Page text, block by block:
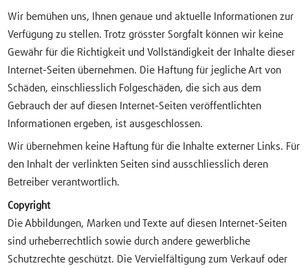
Wir bemühen uns, Ihnen genaue und aktuelle Informationen zur
Verfügung zu stellen. Trotz grösster Sorgfalt können wir keine
Gewähr für die Richtigkeit und Vollständigkeit der Inhalte dieser
Internet-Seiten übernehmen. Die Haftung für jegliche Art von
Schäden, einschliesslich Folgeschäden, die sich aus dem
Gebrauch der auf diesen Internet-Seiten veröffentlichten
Informationen ergeben, ist ausgeschlossen.
Wir übernehmen keine Haftung für die Inhalte externer Links. Für
den Inhalt der verlinkten Seiten sind ausschliesslich deren
Betreiber verantwortlich.
Copyright
Die Abbildungen, Marken und Texte auf diesen Internet-Seiten
sind urheberrechtlich sowie durch andere gewerbliche
Schutzrechte geschützt. Die Vervielfältigung zum Verkauf oder